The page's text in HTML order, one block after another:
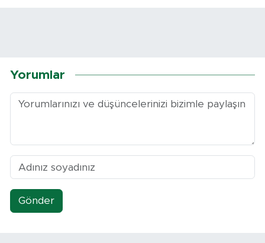
Yorumlar
Gönder